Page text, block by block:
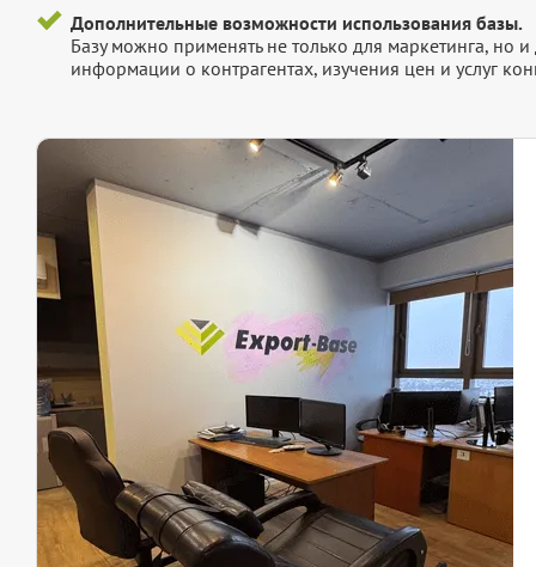
Дополнительные возможности использования базы.
Базу можно применять не только для маркетинга, но
информации о контрагентах, изучения цен и услуг